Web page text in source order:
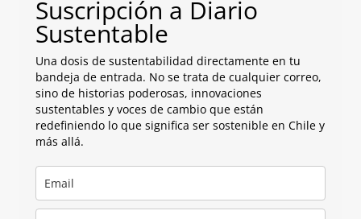
Suscripción a Diario
Sustentable
Una dosis de sustentabilidad directamente en tu
bandeja de entrada. No se trata de cualquier correo,
sino de historias poderosas, innovaciones
sustentables y voces de cambio que están
redefiniendo lo que significa ser sostenible en Chile y
más allá.